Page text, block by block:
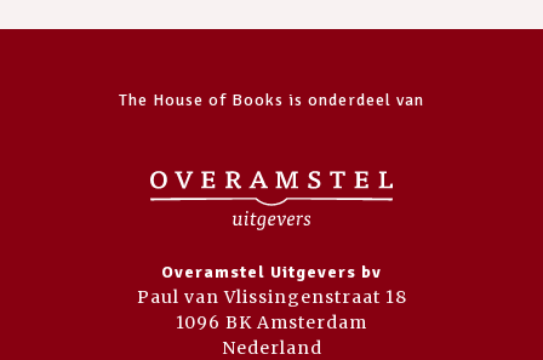
The House of Books is onderdeel van
Overamstel Uitgevers bv
Paul van Vlissingenstraat 18
1096 BK Amsterdam
Nederland